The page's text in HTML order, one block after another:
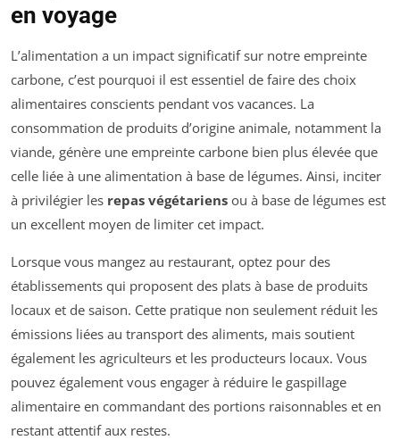
en voyage
L’alimentation a un impact significatif sur notre empreinte
carbone, c’est pourquoi il est essentiel de faire des choix
alimentaires conscients pendant vos vacances. La
consommation de produits d’origine animale, notamment la
viande, génère une empreinte carbone bien plus élevée que
celle liée à une alimentation à base de légumes. Ainsi, inciter
à privilégier les repas végétariens ou à base de légumes est
un excellent moyen de limiter cet impact.
Lorsque vous mangez au restaurant, optez pour des
établissements qui proposent des plats à base de produits
locaux et de saison. Cette pratique non seulement réduit les
émissions liées au transport des aliments, mais soutient
également les agriculteurs et les producteurs locaux. Vous
pouvez également vous engager à réduire le gaspillage
alimentaire en commandant des portions raisonnables et en
restant attentif aux restes.